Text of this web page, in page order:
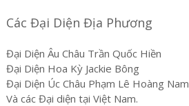
Các Đại Diện Địa Phương
Đại Diện Âu Châu Trần Quốc Hiền
Đại Diện Hoa Kỳ Jackie Bông
Đại Diện Úc Châu Phạm Lê Hoàng Nam
Và các Đại diện tại Việt Nam.